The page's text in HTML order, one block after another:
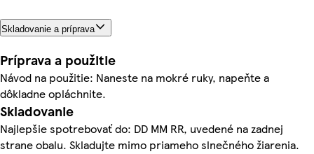
Skladovanie a príprava
Príprava a použitie
Návod na použitie: Naneste na mokré ruky, napeňte a
dôkladne opláchnite.
Skladovanie
Najlepšie spotrebovať do: DD MM RR, uvedené na zadnej
strane obalu. Skladujte mimo priameho slnečného žiarenia.